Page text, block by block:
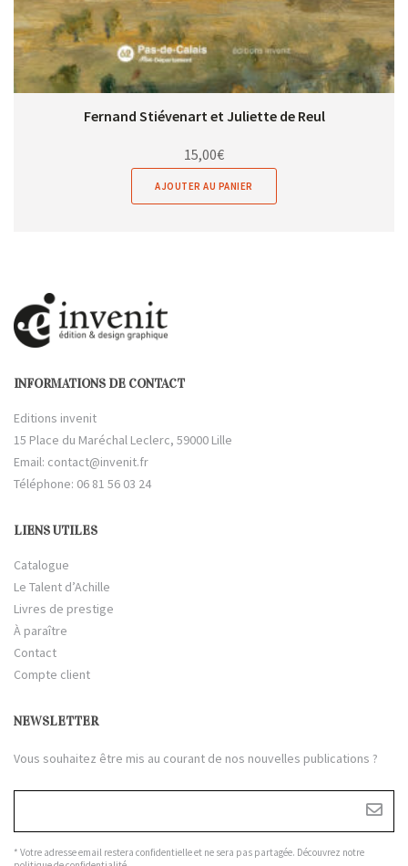
Fernand Stiévenart et Juliette de Reul
15,00€
AJOUTER AU PANIER
INFORMATIONS DE CONTACT
Editions invenit
15 Place du Maréchal Leclerc, 59000 Lille
Email: contact@invenit.fr
Téléphone: 06 81 56 03 24
LIENS UTILES
Catalogue
Le Talent d’Achille
Livres de prestige
À paraître
Contact
Compte client
NEWSLETTER
Vous souhaitez être mis au courant de nos nouvelles publications ?
* Votre adresse email restera confidentielle et ne sera pas partagée. Découvrez notre